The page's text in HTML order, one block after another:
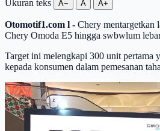
Ukuran teks A− A A+
Otomotif1.com l - Chery mentargetkan
Chery Omoda E5 hingga swbwlum
Target ini melengkapi 300 unit pertama
kepada konsumen dalam pemesanan